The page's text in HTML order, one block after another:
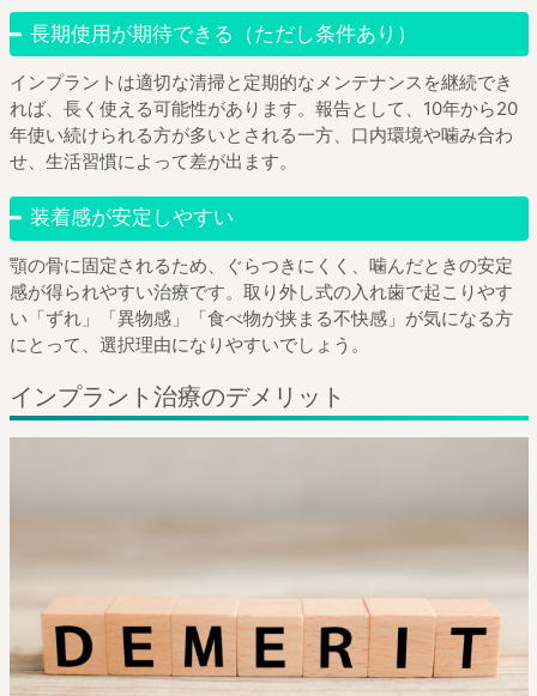
長期使用が期待できる（ただし条件あり）
インプラントは適切な清掃と定期的なメンテナンスを継続でき
れば、長く使える可能性があります。報告として、10年から20
年使い続けられる方が多いとされる一方、口内環境や噛み合わ
せ、生活習慣によって差が出ます。
装着感が安定しやすい
顎の骨に固定されるため、ぐらつきにくく、噛んだときの安定
感が得られやすい治療です。取り外し式の入れ歯で起こりやす
い「ずれ」「異物感」「食べ物が挟まる不快感」が気になる方
にとって、選択理由になりやすいでしょう。
インプラント治療のデメリット